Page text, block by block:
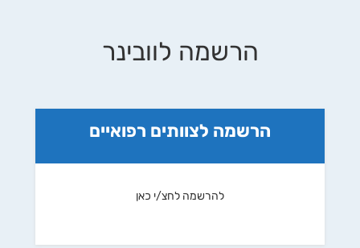
הרשמה לוובינר
הרשמה לצוותים רפואיים
להרשמה לחצ/י כאן